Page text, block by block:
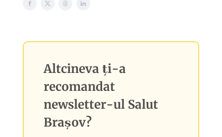
Altcineva ți-a
recomandat
newsletter-ul Salut
Brașov?